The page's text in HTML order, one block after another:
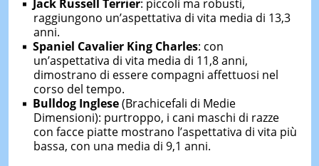
Jack Russell Terrier: piccoli ma robusti,
raggiungono un’aspettativa di vita media di 13,3
anni.
Spaniel Cavalier King Charles: con
un’aspettativa di vita media di 11,8 anni,
dimostrano di essere compagni affettuosi nel
corso del tempo.
Bulldog Inglese(Brachicefali di Medie
Dimensioni): purtroppo, i cani maschi di razze
con facce piatte mostrano l’aspettativa di vita più
bassa, con una media di 9,1 anni.